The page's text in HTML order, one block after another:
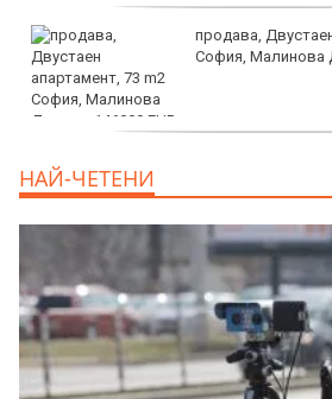
продава,
София, Малинова
НАЙ-ЧЕТЕНИ